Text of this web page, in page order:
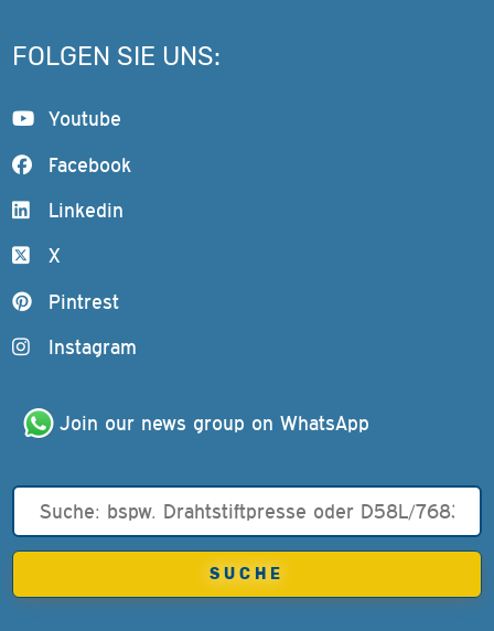
FOLGEN SIE UNS:
Youtube
Facebook
Linkedin
X
Pintrest
Instagram
Join our news group on WhatsApp